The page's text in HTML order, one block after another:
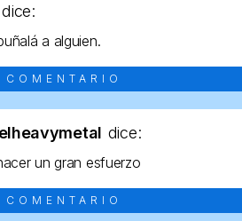
dice:
a alguien.
COMENTARIO
dice:
un gran esfuerzo
COMENTARIO